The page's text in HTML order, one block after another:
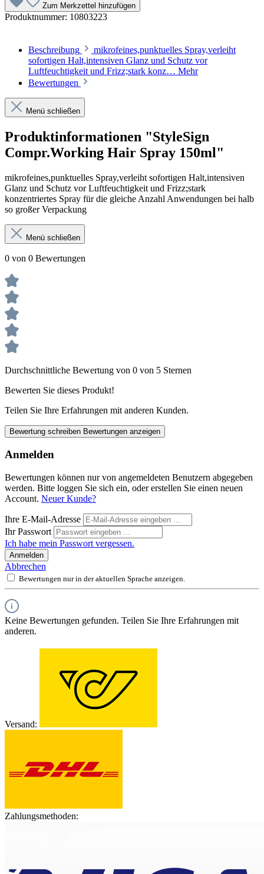
Zum Merkzettel hinzufügen
Produktnummer: 10803223
Beschreibung
mikrofeines,punktuelles Spray,verleiht
sofortigen Halt,intensiven Glanz und Schutz vor
Luftfeuchtigkeit und Frizz;stark konz… Mehr
Bewertungen
Menü schließen
Produktinformationen "StyleSign
Compr.Working Hair Spray 150ml"
mikrofeines,punktuelles Spray,verleiht sofortigen Halt,intensiven
Glanz und Schutz vor Luftfeuchtigkeit und Frizz;stark
konzentriertes Spray für die gleiche Anzahl Anwendungen bei halb
so großer Verpackung
Menü schließen
0 von 0 Bewertungen
Durchschnittliche Bewertung von 0 von 5 Sternen
Bewerten Sie dieses Produkt!
Teilen Sie Ihre Erfahrungen mit anderen Kunden.
Bewertung schreiben Bewertungen anzeigen
Anmelden
Bewertungen können nur von angemeldeten Benutzern abgegeben
werden. Bitte loggen Sie sich ein, oder erstellen Sie einen neuen
Account. Neuer Kunde?
Ihre E-Mail-Adresse
Ihr Passwort
Ich habe mein Passwort vergessen.
Anmelden
Abbrechen
Bewertungen nur in der aktuellen Sprache anzeigen.
Keine Bewertungen gefunden. Teilen Sie Ihre Erfahrungen mit
anderen.
Versand:
Zahlungsmethoden: